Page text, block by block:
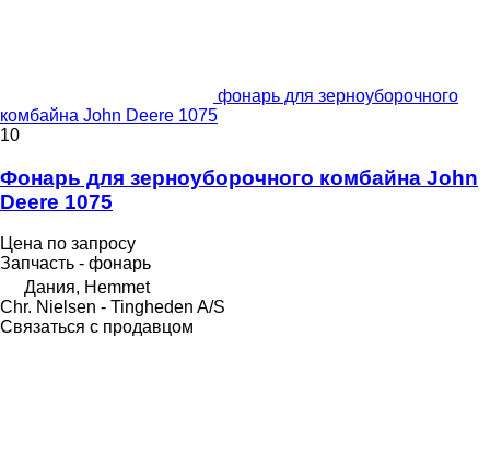
фонарь для зерноуборочного
комбайна John Deere 1075
10
Фонарь для зерноуборочного комбайна John
Deere 1075
Цена по запросу
Запчасть - фонарь
Дания, Hemmet
Chr. Nielsen - Tingheden A/S
Связаться с продавцом